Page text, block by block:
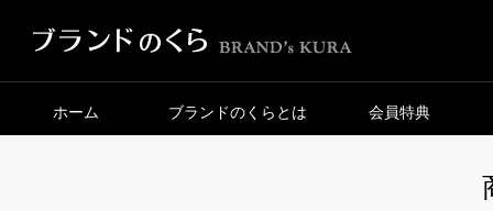
ホーム ブランドのくらとは 会員特典